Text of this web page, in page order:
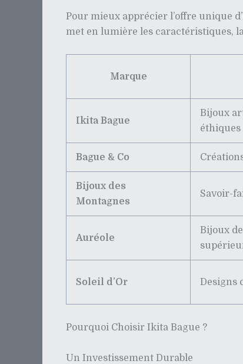
Pour mieux apprécier l’offre unique
met en lumière les caractéristiques,
Marque
Ikita Bague
Bijoux
éthiques
Bague & Co
Bijoux des
Montagnes
Savoir-
Auréole
Bijoux
Soleil d’Or Designs
Pourquoi Choisir Ikita Bague ?
Un Investissement Durable